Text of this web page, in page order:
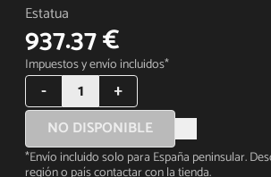
Estatua
937.37 €
Impuestos y envío incluidos*
- 1 +
NO DISPONIBLE
*Envío incluido solo para España peninsular.
región o país contactar con la tienda.